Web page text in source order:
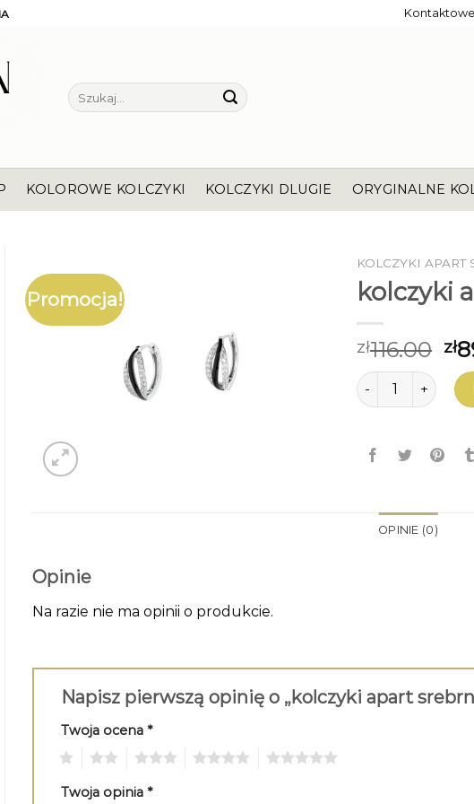
Kontaktowe
Szukaj:
KOLOROWE KOLCZYKI KOLCZYKI DLUGIE ORYGINALNE
Promocja!
KOLCZYKI APART
kolczyki
zł116.00 zł
ilość kolczyki
OPINIE (0)
Opinie
Na razie nie ma opinii o produkcie.
Napisz pierwszą opinię o „kolczyki apart
Twoja ocena *
Twoja opinia *